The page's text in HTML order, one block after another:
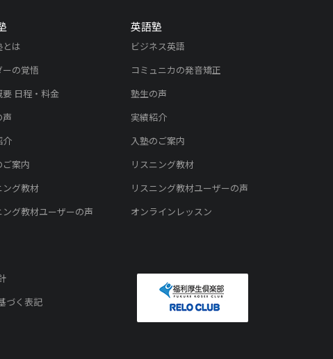
とは
ーの覚悟
日程・料金
声
介
ご案内
ング教材
ング教材ユーザーの声
英語塾
ビジネス英語
コミュニカの発音矯正
塾生の声
実績紹介
入塾のご案内
リスニング教材
リスニング教材ユーザーの声
オンラインレッスン
づく表記